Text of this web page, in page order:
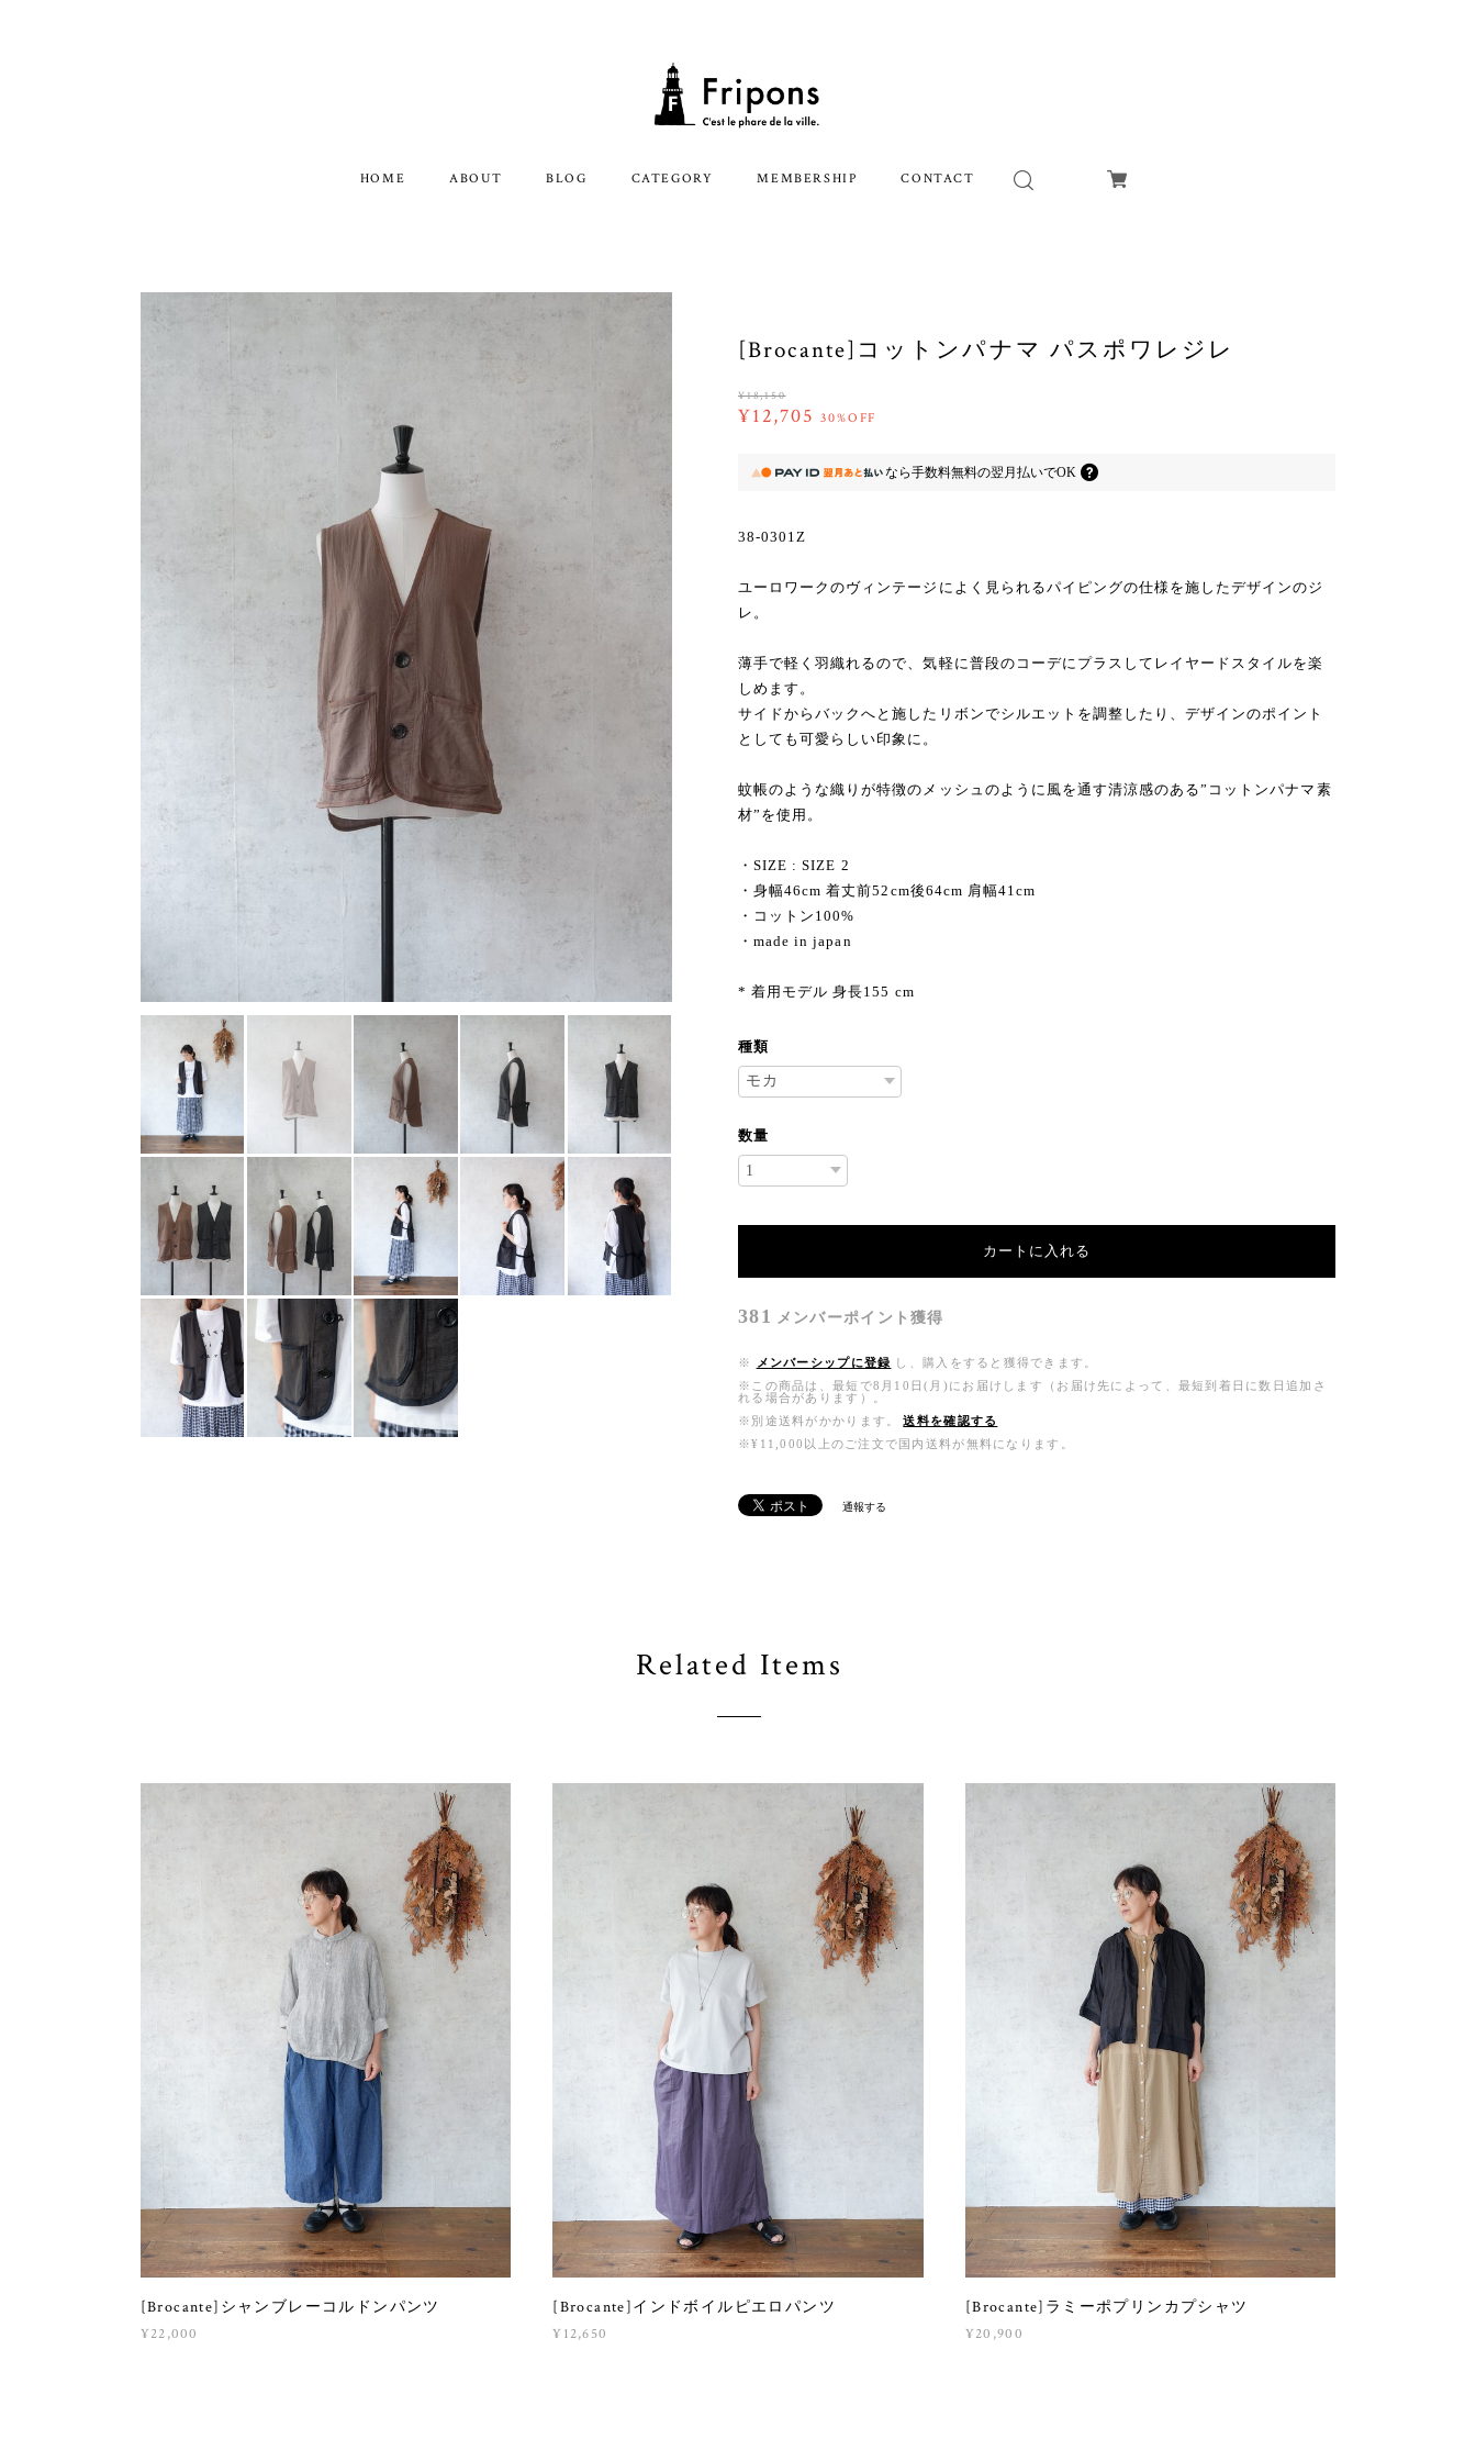
HOME ABOUT BLOG CATEGORY MEMBERSHIP CONTACT
[Brocante]コットンパナマ パスポワレジレ
¥18,150
¥12,705 30%OFF
なら手数料無料の翌月払いでOK
38-0301Z
ユーロワークのヴィンテージによく見られるパイピングの仕様を施したデザインのジ
レ。
薄手で軽く羽織れるので、気軽に普段のコーデにプラスしてレイヤードスタイルを楽
しめます。
サイドからバックへと施したリボンでシルエットを調整したり、デザインのポイント
としても可愛らしい印象に。
蚊帳のような織りが特徴のメッシュのように風を通す清涼感のある”コットンパナマ素
材”を使用。
・SIZE : SIZE 2
・身幅46cm 着丈前52cm後64cm 肩幅41cm
・コットン100%
・made in japan
* 着用モデル 身長155 cm
種類
数量
カートに入れる
381 メンバーポイント獲得
※ メンバーシップに登録
し、購入をすると獲得できます。
※この商品は、最短で8月10日(月)にお届けします（お届け先によって、最短到着日に数日追加さ
れる場合があります）。
※別途送料がかかります。
送料を確認する
※¥11,000以上のご注文で国内送料が無料になります。
通報する
Related Items
[Brocante]シャンブレーコルドンパンツ
¥22,000
[Brocante]インドボイルピエロパンツ
¥12,650
[Brocante]ラミーポプリンカプシャツ
¥20,900